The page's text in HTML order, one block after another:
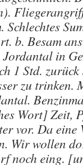
b. Besam
in
1 Std.
zu
Wort] Zeit,
vor. Da eine
Wir wollen
noch eing.